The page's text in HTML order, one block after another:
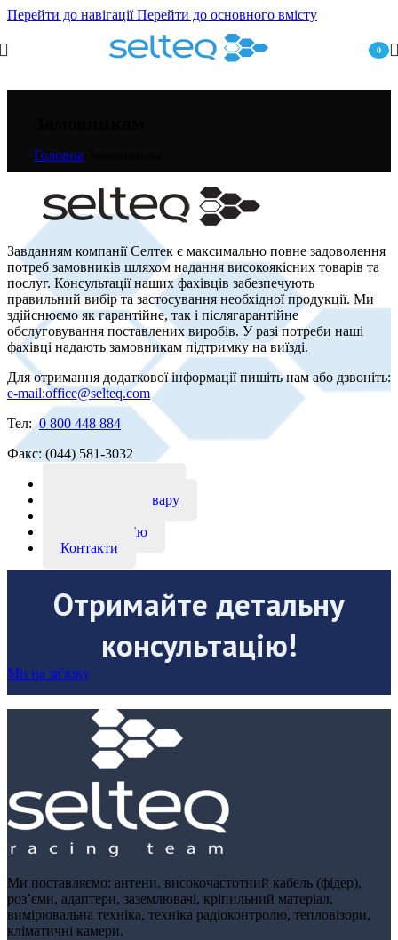
Перейти до навігаціїПерейти до основного вмісту
0
Головна
Завданням компанії Селтек є максимально повне задоволення
потреб замовників шляхом надання високоякісних товарів та
послуг. Консультації наших фахівців забезпечують
правильний вибір та застосування необхідної продукції. Ми
здійснюємо як гарантійне, так і післягарантійне
обслуговування поставлених виробів. У разі потреби наші
фахівці надають замовникам підтримку на виїзді.
Для отримання додаткової інформації пишіть нам або дзвоніть:
e-mail:office@selteq.com
Тел:0 800 448 884
Факс: (044) 581-3032
Повернення товару
Про компанію
Контакти
Отримайте детальну
консультацію!
Ми на зв'язку
Ми поставляємо: антени, високочастотний кабель (фідер),
роз’єми, адаптери, заземлювачі, кріпильний матеріал,
вимірювальна техніка, техніка радіоконтролю, тепловізори,
кліматичні камери.